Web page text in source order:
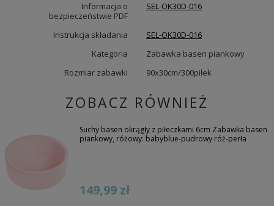
Informacja o
bezpieczeństwie PDF
SEL-OK30D-016
Instrukcja składania
SEL-OK30D-016
Kategoria
Zabawka basen piankowy
Rozmiar zabawki
90x30cm/300piłek
ZOBACZ RÓWNIEŻ
Suchy basen okrągły z piłeczkami 6cm Zabawka basen
piankowy, różowy: babyblue-pudrowy róż-perła
149,99 zł